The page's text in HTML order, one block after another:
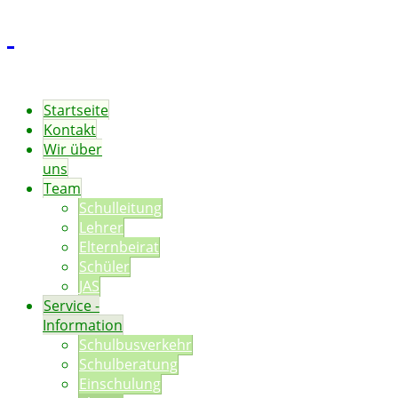
Startseite
Kontakt
Wir über
uns
Team
Schulleitung
Lehrer
Elternbeirat
Schüler
JAS
Service -
Information
Schulbusverkehr
Schulberatung
Einschulung